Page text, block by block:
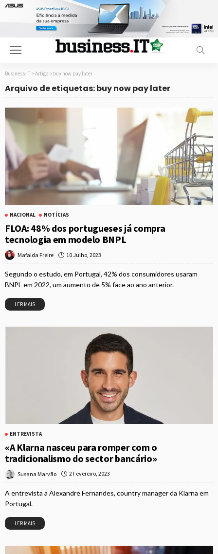
Business-IT > Artigo > buy now pay later
Arquivo de etiquetas: buy now pay later
NACIONAL NOTÍCIAS
FLOA: 48% dos portugueses já compra
tecnologia em modelo BNPL
Mafalda Freire 10 Julho, 2023
Segundo o estudo, em Portugal, 42% dos consumidores usaram
BNPL em 2022, um aumento de 5% face ao ano anterior.
LER MAIS
ENTREVISTA
«A Klarna nasceu para romper com o
tradicionalismo do sector bancário»
Susana Marvão 2 Fevereiro, 2023
A entrevista a Alexandre Fernandes, country manager da Klarna em
Portugal.
LER MAIS